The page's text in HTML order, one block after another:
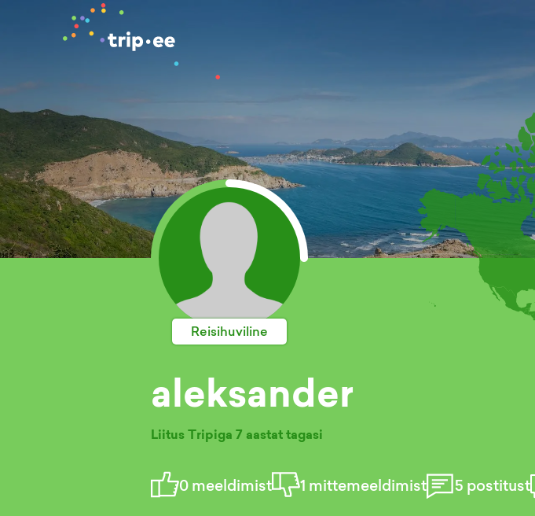
Reisihuviline
aleksander
Liitus Tripiga 7 aastat tagasi
0meeldimist 1 mittemeeldimist 5 postitust